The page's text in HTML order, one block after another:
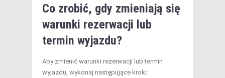
Co zrobić, gdy zmieniają się
warunki rezerwacji lub
termin wyjazdu?
Aby zmienić warunki rezerwacji lub termin
wyjazdu, wykonaj następujące kroki: